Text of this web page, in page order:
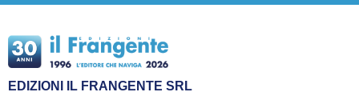
EDIZIONI IL FRANGENTE SRL